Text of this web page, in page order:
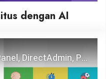
dengan AI